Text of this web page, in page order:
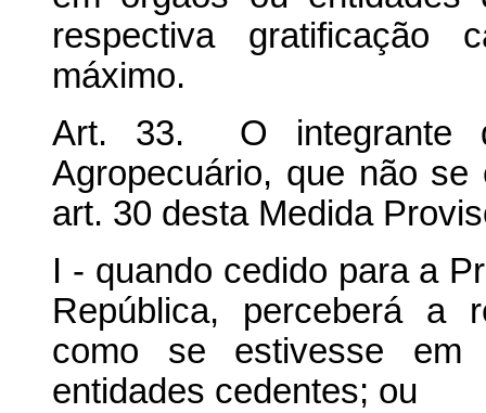
respectiva gratificação
máximo.
Art. 33. O integrante
Agropecuário, que não
art. 30 desta Medida
I - quando cedido para a
República, perceberá a
como se estivesse
entidades cedentes; ou